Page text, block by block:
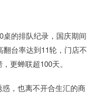
的排队纪录，国庆期间
台率达到11轮，门店不
更蝉联超100天。
，也离不开合生汇的商